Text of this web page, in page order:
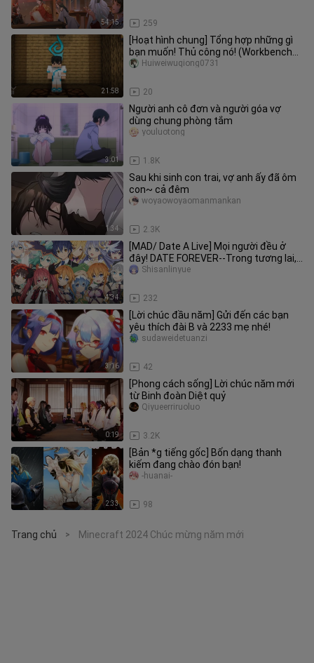
54:15 259
21:58
[Hoạt hình chung] Tổng hợp những gì
bạn muốn! Thủ công nó! (Workbench
United)
20
Huiweiwuqiong0731
3:01
Người anh cô đơn và người góa vợ
dùng chung phòng tắm
1.8K
youluotong
1:34
Sau khi sinh con trai, vợ anh ấy đã ôm
con~ cả đêm
2.3K
woyaowoyaomanmankan
4:34
[MAD/ Date A Live] Mọi người đều ở
đây! DATE FOREVER--Trong tương lai,
cuộc chiến sẽ tiếp tục, và tô
232
Shisanlinyue
3:16
[Lời chúc đầu năm] Gửi đến các bạn
yêu thích đài B và 2233 mẹ nhé!
42
sudaweidetuanzi
0:19
[Phong cách sống] Lời chúc năm mới
từ Binh đoàn Diệt quỷ
3.2K
Qiyueerriruoluo
2:33
[Bản *g tiếng gốc] Bốn dạng thanh
kiếm đang chào đón bạn!
98
-huanai-
Trang chủ > Minecraft 2024 Chúc mừng năm mới